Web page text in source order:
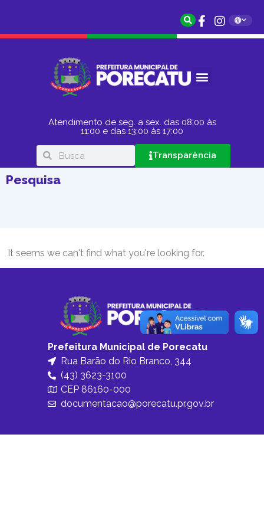
Atendimento de seg. a sex. das 08:00 às
11:00 e das 13:00 às 17:00
Transparência
Pesquisa
It seems we can't find what you're looking for.
Prefeitura Municipal de Porecatu
Rua Barão do Rio Branco, 344
(43) 3623-3100
CEP 86160-000
documentacao@porecatu.pr.gov.br